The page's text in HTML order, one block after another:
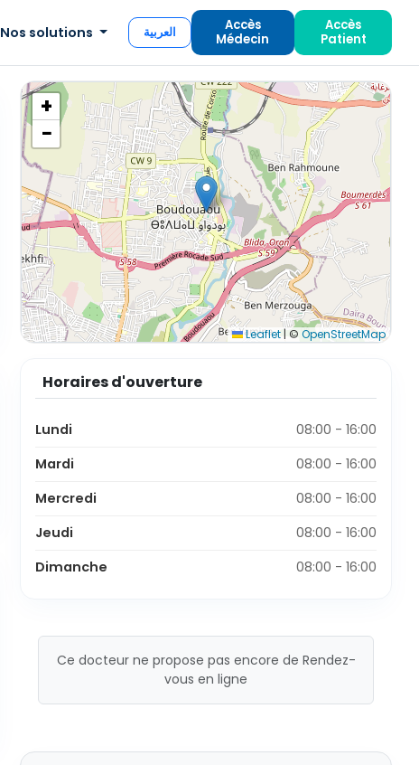
Nos solutions العربية
Accès
Médecin
Accès
Patient
+
−
Leaflet | © OpenStreetMap
Horaires d'ouverture
Lundi
08:00 - 16:00
Mardi
08:00 - 16:00
Mercredi
08:00 - 16:00
Jeudi
08:00 - 16:00
Dimanche
08:00 - 16:00
Ce docteur ne propose pas encore de Rendez-
vous en ligne